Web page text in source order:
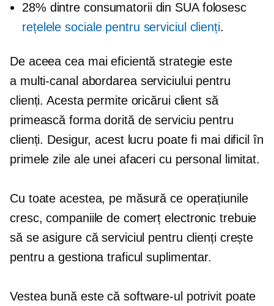
28% dintre consumatorii din SUA folosesc
rețelele sociale pentru serviciul clienți.
De aceea cea mai eficientă strategie este
a multi-canal abordarea serviciului pentru
clienți. Acesta permite oricărui client să
primească forma dorită de serviciu pentru
clienți. Desigur, acest lucru poate fi mai dificil în
primele zile ale unei afaceri cu personal limitat.
Cu toate acestea, pe măsură ce operațiunile
cresc, companiile de comerț electronic trebuie
să se asigure că serviciul pentru clienți crește
pentru a gestiona traficul suplimentar.
Vestea bună este că software-ul potrivit poate